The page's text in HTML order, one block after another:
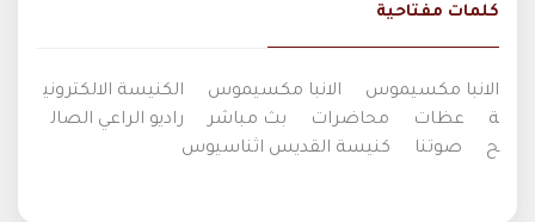
كلمات مفتاحية
الانبا مكسيموس الانبا مكسيموس
الكنيسة الالكتروني
ة
عظات محاضرات بث مباشر
راديو الراعي الصال
ح
صوتنا كنيسة القديس اثناسيوس